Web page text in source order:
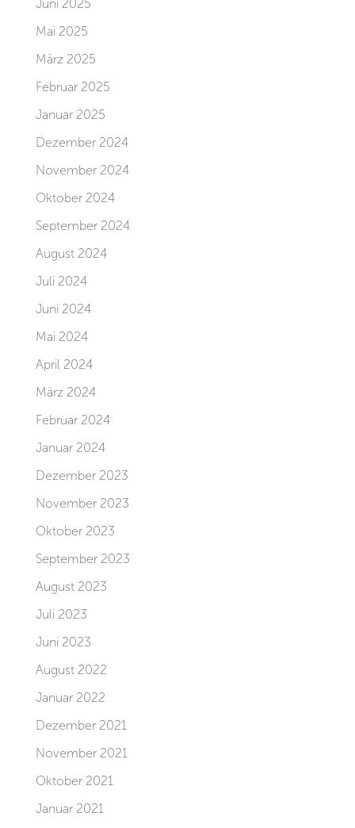
Juni 2025
Mai 2025
März 2025
Februar 2025
Januar 2025
Dezember 2024
November 2024
Oktober 2024
September 2024
August 2024
Juli 2024
Juni 2024
Mai 2024
April 2024
März 2024
Februar 2024
Januar 2024
Dezember 2023
November 2023
Oktober 2023
September 2023
August 2023
Juli 2023
Juni 2023
August 2022
Januar 2022
Dezember 2021
November 2021
Oktober 2021
Januar 2021